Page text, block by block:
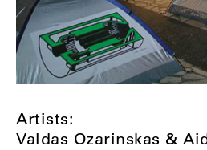
Artists:
Valdas Ozarinskas &